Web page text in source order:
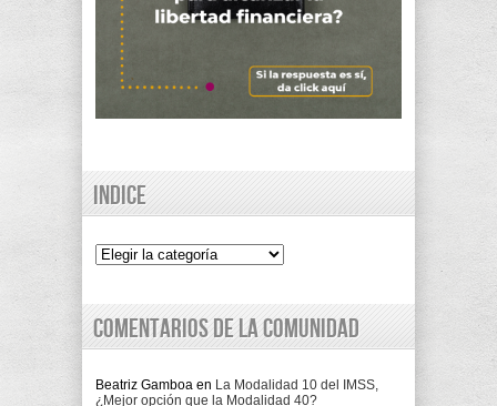
Indice
Indice
Comentarios de la comunidad
Beatriz Gamboa en La Modalidad 10 del IMSS,
¿Mejor opción que la Modalidad 40?